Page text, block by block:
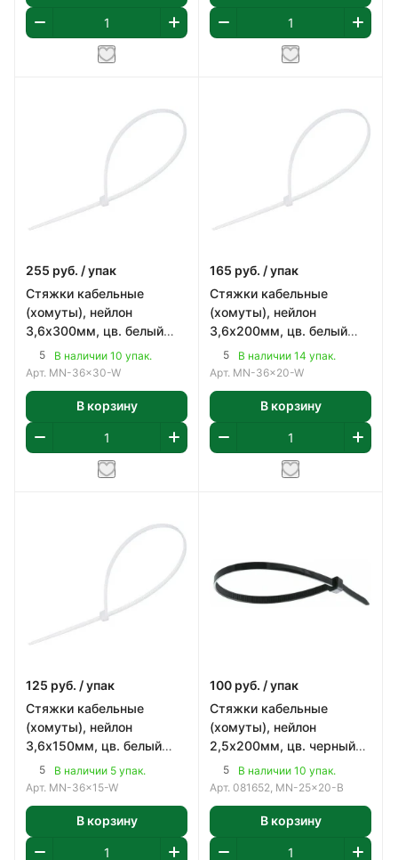
255 руб. / упак
Стяжки кабельные
(хомуты), нейлон
3,6х300мм, цв. белый
(100шт)
5
В наличии 10 упак.
Арт. MN-36x30-W
В корзину
165 руб. / упак
Стяжки кабельные
(хомуты), нейлон
3,6х200мм, цв. белый
(100шт)
5
В наличии 14 упак.
Арт. MN-36x20-W
В корзину
125 руб. / упак
Стяжки кабельные
(хомуты), нейлон
3,6х150мм, цв. белый
(100шт)
5
В наличии 5 упак.
Арт. MN-36x15-W
В корзину
100 руб. / упак
Стяжки кабельные
(хомуты), нейлон
2,5х200мм, цв. черный
(100шт)
5
В наличии 10 упак.
Арт. 081652, MN-25x20-B
В корзину